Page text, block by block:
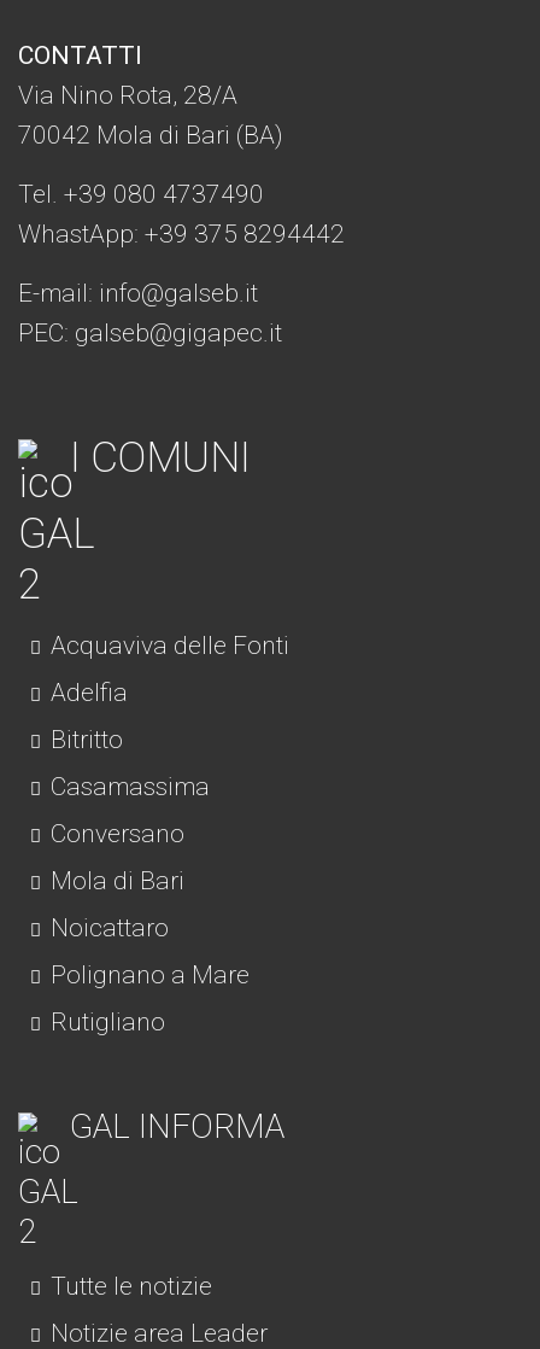
CONTATTI
Via Nino Rota, 28/A
70042 Mola di Bari (BA)
Tel. +39 080 4737490
WhastApp: +39 375 8294442
E-mail: info@galseb.it
PEC: galseb@gigapec.it
I COMUNI
Acquaviva delle Fonti
Adelfia
Bitritto
Casamassima
Conversano
Mola di Bari
Noicattaro
Polignano a Mare
Rutigliano
GAL INFORMA
Tutte le notizie
Notizie area Leader